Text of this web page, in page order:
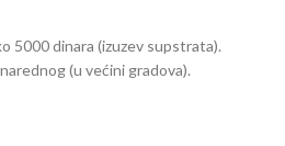
5000 dinara (izuzev supstrata).
(u većini gradova).